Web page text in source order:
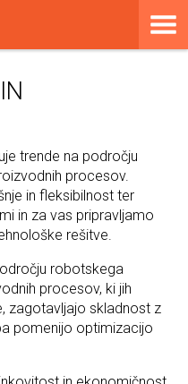
trende na področju
procesov.
in fleksibilnost ter
in za vas pripravljamo
rešitve.
robotskega
procesov, ki jih
zagotavljajo skladnost z
pomenijo optimizacijo